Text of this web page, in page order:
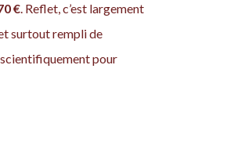
€. Reflet, c’est largement
surtout rempli de
pour